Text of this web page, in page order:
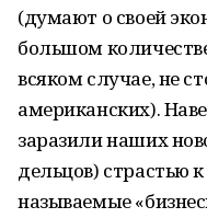
(думают о своей
большом
всяком случае, не
американских).
заразили наших
дельцов) страстью
называемые